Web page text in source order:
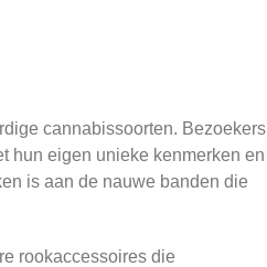
cannabissoorten. Bezoekers
hun eigen unieke kenmerken en
is aan de nauwe banden die
rookaccessoires die